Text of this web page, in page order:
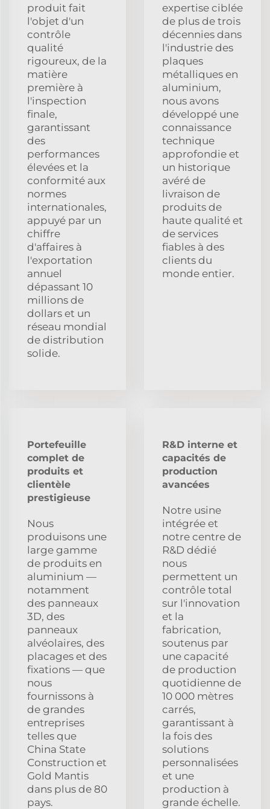
produit fait
l'objet d'un
contrôle
qualité
rigoureux, de la
matière
première à
l'inspection
finale,
garantissant
des
performances
élevées et la
conformité aux
normes
internationales,
appuyé par un
chiffre
d'affaires à
l'exportation
annuel
dépassant 10
millions de
dollars et un
réseau mondial
de distribution
solide.
expertise ciblée
de plus de trois
décennies dans
l'industrie des
plaques
métalliques en
aluminium,
nous avons
développé une
connaissance
technique
approfondie et
un historique
avéré de
livraison de
produits de
haute qualité et
de services
fiables à des
clients du
monde entier.
Portefeuille
complet de
produits et
clientèle
prestigieuse
Nous
produisons une
large gamme
de produits en
aluminium —
notamment
des panneaux
3D, des
panneaux
alvéolaires, des
placages et des
fixations — que
nous
fournissons à
de grandes
entreprises
telles que
China State
Construction et
Gold Mantis
dans plus de 80
pays.
R&D interne et
capacités de
production
avancées
Notre usine
intégrée et
notre centre de
R&D dédié
nous
permettent un
contrôle total
sur l'innovation
et la
fabrication,
soutenus par
une capacité
de production
quotidienne de
10 000 mètres
carrés,
garantissant à
la fois des
solutions
personnalisées
et une
production à
grande échelle.